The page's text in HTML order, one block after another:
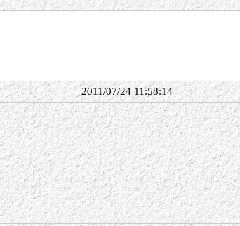
2011/07/24 11:58:14